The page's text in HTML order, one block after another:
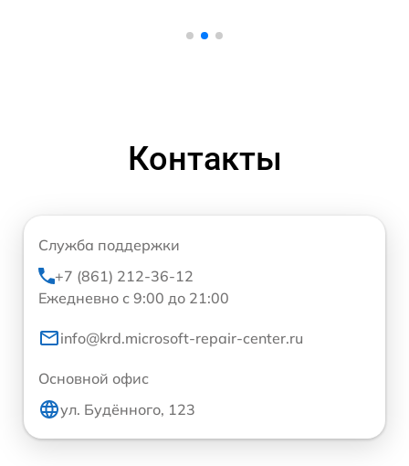
Контакты
Служба поддержки
+7 (861) 212-36-12
Ежедневно с 9:00 до 21:00
info@krd.microsoft-repair-center.ru
Основной офис
ул. Будённого, 123